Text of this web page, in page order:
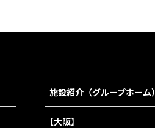
施設紹介（グループホーム）
【大阪】